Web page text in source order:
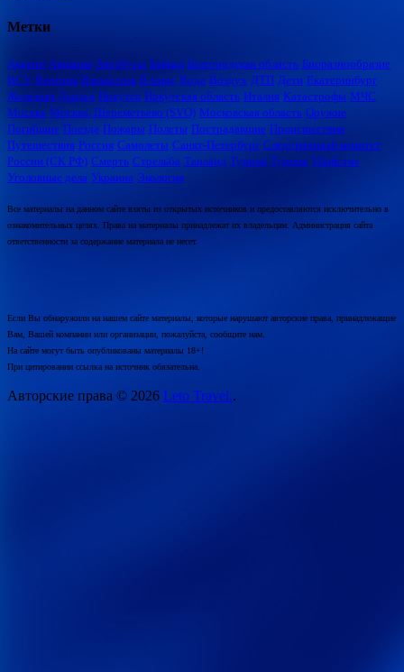
Метки
Аварии Авиация Автобусы Байкал Белгородская область Биоразнообразие
ВСУ Венгрия Взрыв газа В мире Вода Воздух ДТП Дети Екатеринбург
Железная Дорога Иркутск Иркутская область Италия Катастрофы МЧС
Москва Москва, Шереметьево (SVO) Московская область Оружие
Погибшие Поезда Пожары Полеты Пострадавшие Происшествия
Путешествия Россия Самолеты Санкт-Петербург Следственный комитет
России (СК РФ) Смерть Стрельба Таиланд Туризм Турция Убийства
Уголовные дела Украина Экология
Все материалы на данном сайте взяты из открытых источников и предоставляются исключительно в
ознакомительных целях. Права на материалы принадлежат их владельцам. Администрация сайта
ответственности за содержание материала не несет.
Если Вы обнаружили на нашем сайте материалы, которые нарушают авторские права, принадлежащие
Вам, Вашей компании или организации, пожалуйста, сообщите нам.
На сайте могут быть опубликованы материалы 18+!
При цитировании ссылка на источник обязательна.
Авторские права © 2026 Leto Travel..